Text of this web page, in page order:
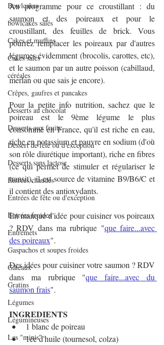
Bowlcakes
bowlcakes salés
Cakes et muffins
Cakes salés
céréales
Crêpes, gaufres et pancakes
Desserts au chocolat
Desserts aux fruits
Dessert de fête ou d'exception
Desserts sans lactose
Entrées chaudes
Entrées de fête ou d'exception
Entrées froides
Entremets
Gaspachos et soupes froides
Gâteaux
Gratins
Légumes
Légumineuses
Les "minis"
Au programme pour ce croustillant : du
saumon et des poireaux et pour le
croustillant, des feuilles de brick. Vous
pourrez remplacer les poireaux par d'autres
légumes évidemment (brocolis, carottes, etc),
et le saumon par un autre poisson (cabillaud,
merlan ou que sais je encore).
Pour la petite info nutrition, sachez que le
poireau est le 9ème légume le plus
consommé en France, qu'il est riche en eau,
riche en potassium et pauvre en sodium (d'où
son rôle diurétique important), riche en fibres
(ce qui permet de stimuler et régulariser le
transit), il est source de vitamine B9/B6/C et
il contient des antioxydants.
En manque d'idée pour cuisiner vos poireaux
? RDV dans ma rubrique "que faire...avec
des poireaux".
Des idées pour cuisiner votre saumon ? RDV
dans ma rubrique "que faire...avec du
saumon frais".
INGREDIENTS
1 blanc de poireau
1cc d'huile (tournesol, colza)